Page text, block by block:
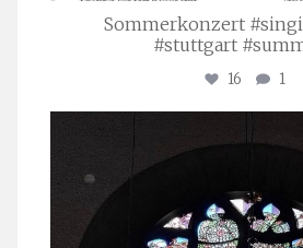
Sommerkonzert
#stuttgart
16 1
Apr. 1